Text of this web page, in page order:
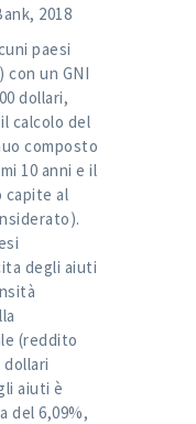
2018
paesi
con un GNI
dollari,
calcolo del
composto
10 anni e il
capite al
degli aiuti
(reddito
dollari
aiuti è
del 6,09%,